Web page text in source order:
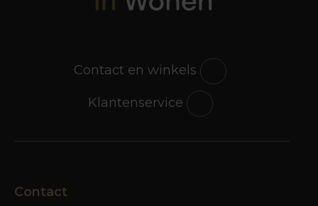
relaxfauteuil? Ook dié ga je aantreffen in onze
je interieur eens een boost en kom inspiratie
opdoen en de mooiste fauteuils shoppen bij
Groter in Wonen!
omdat de meubels uit die collectie qua
Contact en winkels
Klantenservice
Contact